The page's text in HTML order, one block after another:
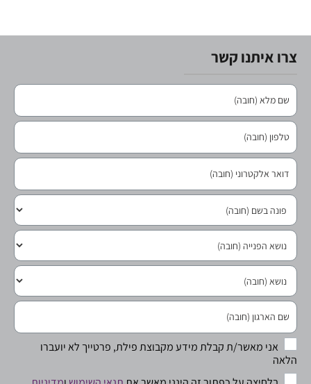
צרו איתנו קשר
אני מאשר/ת קבלת מידע מקבוצת פילת, פרטייך לא יועברו
הלאה